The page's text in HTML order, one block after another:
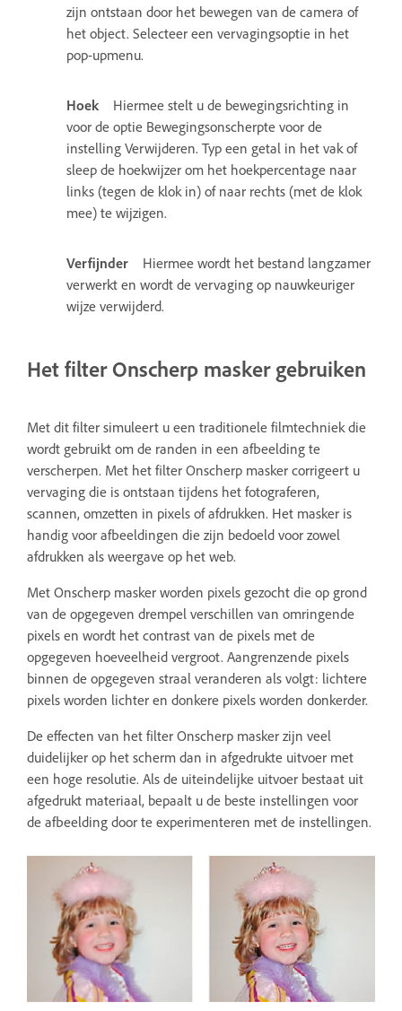
zijn ontstaan door het bewegen van de camera of
het object. Selecteer een vervagingsoptie in het
pop-upmenu.
Hoek
Hiermee stelt u de bewegingsrichting in
voor de optie Bewegingsonscherpte voor de
instelling Verwijderen. Typ een getal in het vak of
sleep de hoekwijzer om het hoekpercentage naar
links (tegen de klok in) of naar rechts (met de klok
mee) te wijzigen.
Verfijnder
Hiermee wordt het bestand langzamer
verwerkt en wordt de vervaging op nauwkeuriger
wijze verwijderd.
Het filter Onscherp masker gebruiken
Met dit filter simuleert u een traditionele filmtechniek die
wordt gebruikt om de randen in een afbeelding te
verscherpen. Met het filter Onscherp masker corrigeert u
vervaging die is ontstaan tijdens het fotograferen,
scannen, omzetten in pixels of afdrukken. Het masker is
handig voor afbeeldingen die zijn bedoeld voor zowel
afdrukken als weergave op het web.
Met Onscherp masker worden pixels gezocht die op grond
van de opgegeven drempel verschillen van omringende
pixels en wordt het contrast van de pixels met de
opgegeven hoeveelheid vergroot. Aangrenzende pixels
binnen de opgegeven straal veranderen als volgt: lichtere
pixels worden lichter en donkere pixels worden donkerder.
De effecten van het filter Onscherp masker zijn veel
duidelijker op het scherm dan in afgedrukte uitvoer met
een hoge resolutie. Als de uiteindelijke uitvoer bestaat uit
afgedrukt materiaal, bepaalt u de beste instellingen voor
de afbeelding door te experimenteren met de instellingen.